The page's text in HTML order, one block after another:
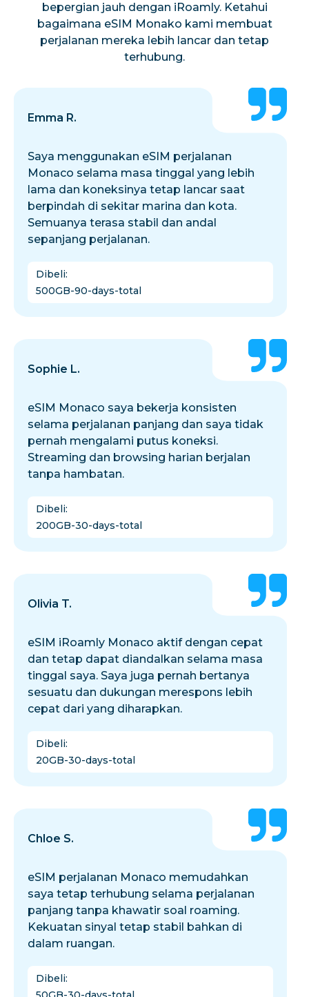
bepergian jauh dengan iRoamly. Ketahui
bagaimana eSIM Monako kami membuat
perjalanan mereka lebih lancar dan tetap
terhubung.
Emma R.
Saya menggunakan eSIM perjalanan
Monaco selama masa tinggal yang lebih
lama dan koneksinya tetap lancar saat
berpindah di sekitar marina dan kota.
Semuanya terasa stabil dan andal
sepanjang perjalanan.
Dibeli:
500GB-90-days-total
Sophie L.
eSIM Monaco saya bekerja konsisten
selama perjalanan panjang dan saya tidak
pernah mengalami putus koneksi.
Streaming dan browsing harian berjalan
tanpa hambatan.
Dibeli:
200GB-30-days-total
Olivia T.
eSIM iRoamly Monaco aktif dengan cepat
dan tetap dapat diandalkan selama masa
tinggal saya. Saya juga pernah bertanya
sesuatu dan dukungan merespons lebih
cepat dari yang diharapkan.
Dibeli:
20GB-30-days-total
Chloe S.
eSIM perjalanan Monaco memudahkan
saya tetap terhubung selama perjalanan
panjang tanpa khawatir soal roaming.
Kekuatan sinyal tetap stabil bahkan di
dalam ruangan.
Dibeli: